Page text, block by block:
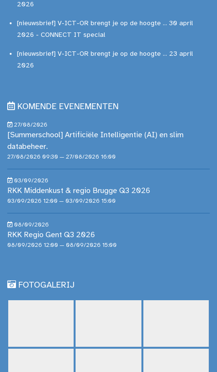
2026
[nieuwsbrief] V-ICT-OR brengt je op de hoogte ... 30 april
2026 - CONNECT IT special
[nieuwsbrief] V-ICT-OR brengt je op de hoogte ... 23 april
2026
KOMENDE EVENEMENTEN
27/08/2026
[Summerschool] Artificiële Intelligentie (AI) en slim
databeheer.
27/08/2026 09:30 — 27/08/2026 16:00
03/09/2026
RKK Middenkust & regio Brugge Q3 2026
03/09/2026 12:00 — 03/09/2026 15:00
08/09/2026
RKK Regio Gent Q3 2026
08/09/2026 12:00 — 08/09/2026 15:00
FOTOGALERIJ